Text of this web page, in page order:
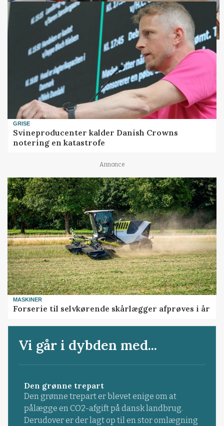
GRISE
Svineproducenter kalder Danish Crowns
notering en katastrofe
Annonce
MASKINER
Forserie til selvkørende skårlægger afprøves i år
Vi går i dybden med...
Den grønne trepart
Den grønne trepart er blevet enige om at
pålægge en CO2-afgift på dansk landbrug.
Derudover er der lagt op til en stor omlægning